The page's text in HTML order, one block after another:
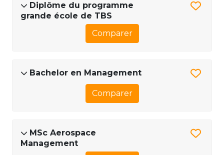
Diplôme du programme
grande école de TBS
Comparer
Bachelor en Management
Comparer
MSc Aerospace
Management